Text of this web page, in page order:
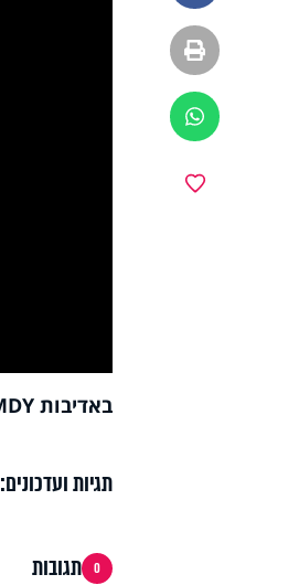
הדפסה
ווטסאפ
באדיבות MDY – מרכז הדף היומי
תגיות ועדכונים:
0 תגובות